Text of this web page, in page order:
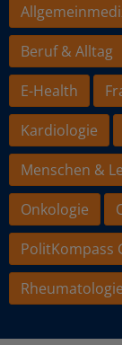
Beruf & Alltag
E-Health
Kardiologie
Menschen &
Onkologie
PolitKompass
Rheumatologie